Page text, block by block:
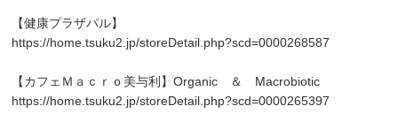
【健康プラザパル】
https://home.tsuku2.jp/storeDetail.php?scd=0000268587
【カフェＭａｃｒｏ美与利】Organic ＆ Macrobiotic
https://home.tsuku2.jp/storeDetail.php?scd=0000265397